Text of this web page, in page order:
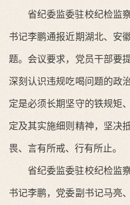
省纪委监委驻校纪检监
书记李鹏通报近期湖北、安
题。会议要求，党员干部要
深刻认识违规吃喝问题的政
定是必须长期坚守的铁规矩
定及其实施细则精神，坚决
畏、言有所戒、行有所止。
省纪委监委驻校纪检监
书记李鹏，党委副书记马亮